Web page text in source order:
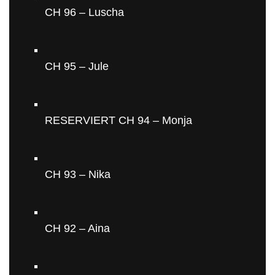
CH 96 – Luscha
CH 95 – Jule
RESERVIERT CH 94 – Monja
CH 93 – Nika
CH 92 – Aina